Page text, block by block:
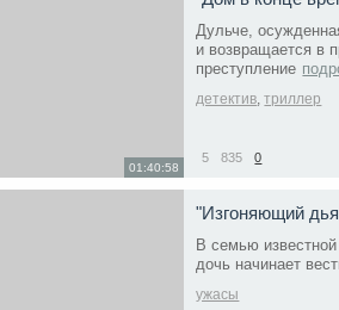
01:40:58
Дульче,
и возвращается в
преступление
детектив,триллер
5 835 0
"Изгоняющий
В семью
дочь начинает
ужасы